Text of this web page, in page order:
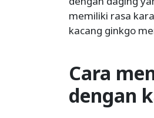
memiliki rasa
kacang ginkgo
Cara
dengan